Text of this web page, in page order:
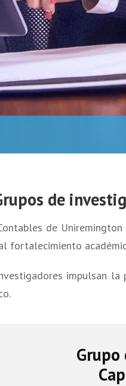
de
de
fortalecimiento
impulsan